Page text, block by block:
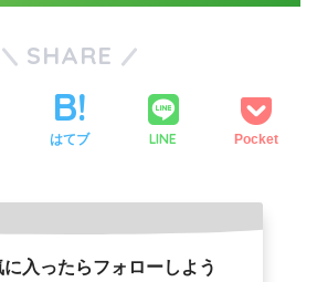
SHARE
はてブ LINE Pocket
入ったらフォローしよう